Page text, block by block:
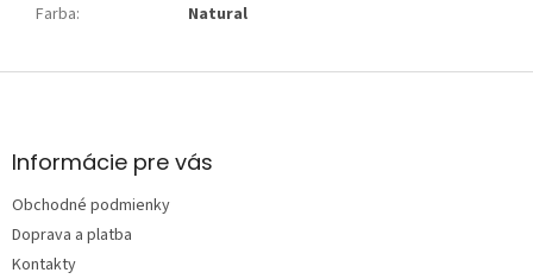
Farba: Natural
Z
ä
e
Informácie pre vás
Obchodné podmienky
Doprava a platba
Kontakty